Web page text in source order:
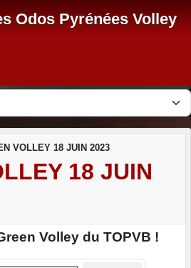
Odos Pyrénées Volley
VOLLEY 18 JUIN 2023
18 JUIN
Volley du TOPVB !